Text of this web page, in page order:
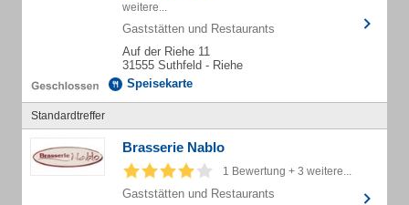
weitere...
Gaststätten und Restaurants
Auf der Riehe 11
31555 Suthfeld - Riehe
Speisekarte
Standardtreffer
Brasserie Nablo
1 Bewertung + 3 weitere...
Gaststätten und Restaurants